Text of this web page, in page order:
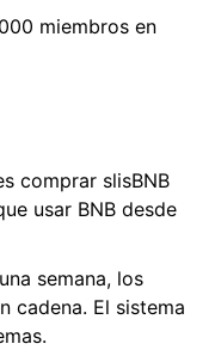
miembros en
comprar slisBNB
usar BNB desde
semana, los
cadena. El sistema